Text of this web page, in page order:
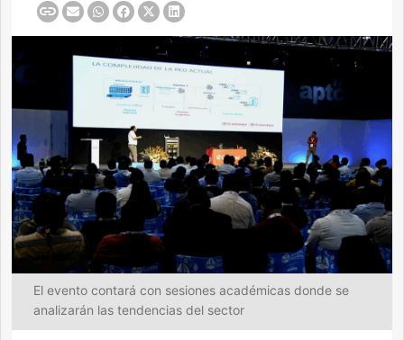
El evento contará con sesiones académicas donde se
analizarán las tendencias del sector